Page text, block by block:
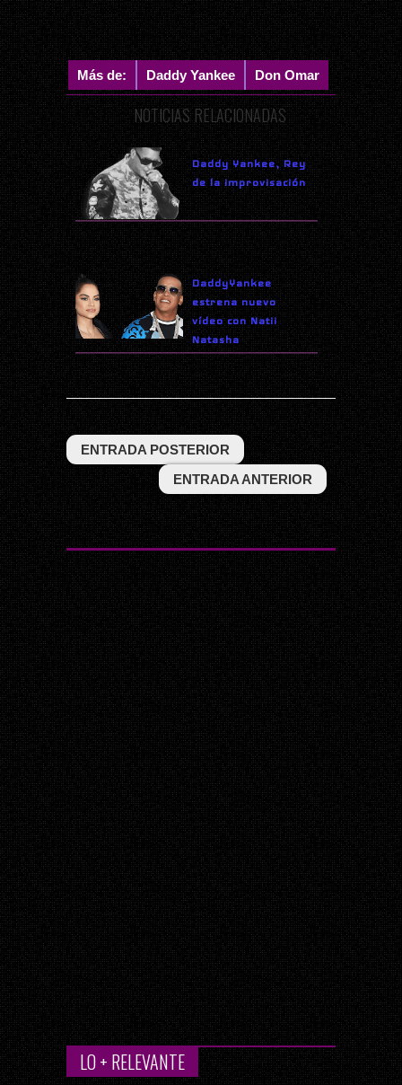
Más de: Daddy Yankee Don Omar
NOTICIAS RELACIONADAS
Daddy Yankee, Rey
de la improvisación
DaddyYankee
estrena nuevo
vídeo con Natii
Natasha
ENTRADA POSTERIOR
ENTRADA ANTERIOR
LO + RELEVANTE